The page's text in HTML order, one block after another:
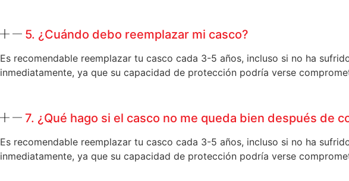
5. ¿Cuándo debo reemplazar mi casco?
Es recomendable reemplazar tu casco cada 3-5 años, incluso si no ha
inmediatamente, ya que su capacidad de protección podría verse
7. ¿Qué hago si el casco no me queda bien después de
Es recomendable reemplazar tu casco cada 3-5 años, incluso si no ha
inmediatamente, ya que su capacidad de protección podría verse